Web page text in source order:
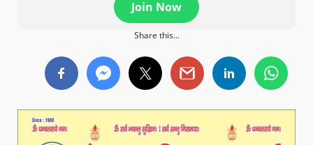
Join Now
Share this...